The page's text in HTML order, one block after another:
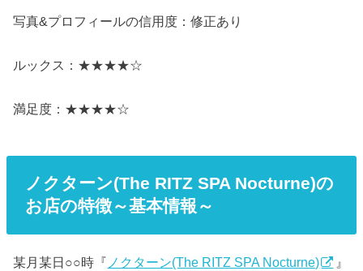
写真&プロフィールの信用度：修正あり
ルックス：★★★★☆
満足度：★★★★☆
ノクターン(The RITZ SPA Nocturne)の
お店の特徴～基本情報～
某月某日○○時『 ノクターン(The RITZ SPA Nocturne)
』